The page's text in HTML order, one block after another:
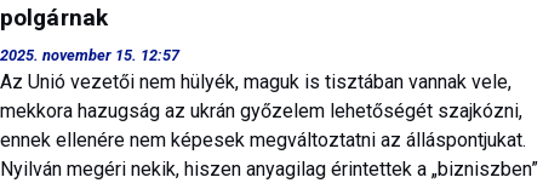
polgárnak
2025. november 15. 12:57
Az Unió vezetői nem hülyék, maguk is tisztában vannak vele,
mekkora hazugság az ukrán győzelem lehetőségét szajkózni,
ennek ellenére nem képesek megváltoztatni az álláspontjukat.
Nyilván megéri nekik, hiszen anyagilag érintettek a „bizniszben”